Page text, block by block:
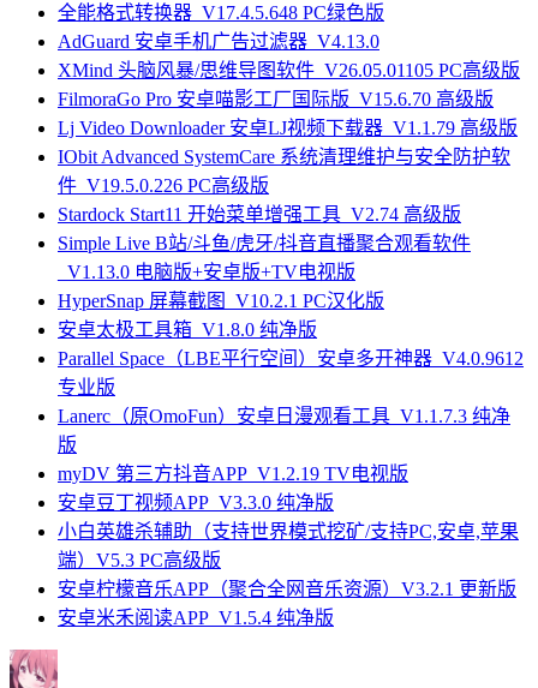
全能格式转换器_V17.4.5.648 PC绿色版
AdGuard 安卓手机广告过滤器_V4.13.0
XMind 头脑风暴/思维导图软件_V26.05.01105 PC高级版
FilmoraGo Pro 安卓喵影工厂国际版_V15.6.70 高级版
Lj Video Downloader 安卓LJ视频下载器_V1.1.79 高级版
IObit Advanced SystemCare 系统清理维护与安全防护软
件_V19.5.0.226 PC高级版
Stardock Start11 开始菜单增强工具_V2.74 高级版
Simple Live B站/斗鱼/虎牙/抖音直播聚合观看软件
_V1.13.0 电脑版+安卓版+TV电视版
HyperSnap 屏幕截图_V10.2.1 PC汉化版
安卓太极工具箱_V1.8.0 纯净版
Parallel Space（LBE平行空间）安卓多开神器_V4.0.9612
专业版
Lanerc（原OmoFun）安卓日漫观看工具_V1.1.7.3 纯净
版
myDV 第三方抖音APP_V1.2.19 TV电视版
安卓豆丁视频APP_V3.3.0 纯净版
小白英雄杀辅助（支持世界模式挖矿/支持PC,安卓,苹果
端）V5.3 PC高级版
安卓柠檬音乐APP（聚合全网音乐资源）V3.2.1 更新版
安卓米禾阅读APP_V1.5.4 纯净版